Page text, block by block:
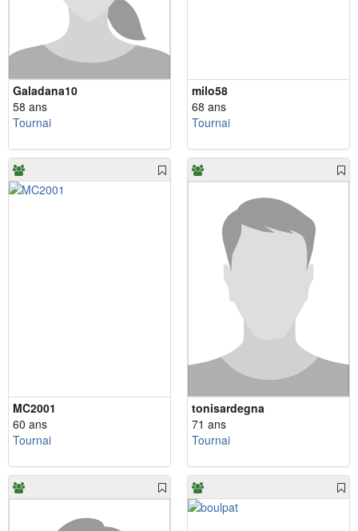
Galadana10
58 ans
Tournai
milo58
68 ans
Tournai
MC2001
60 ans
Tournai
tonisardegna
71 ans
Tournai